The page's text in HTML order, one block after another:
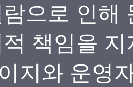
으로 인해
책임을
지와 운영